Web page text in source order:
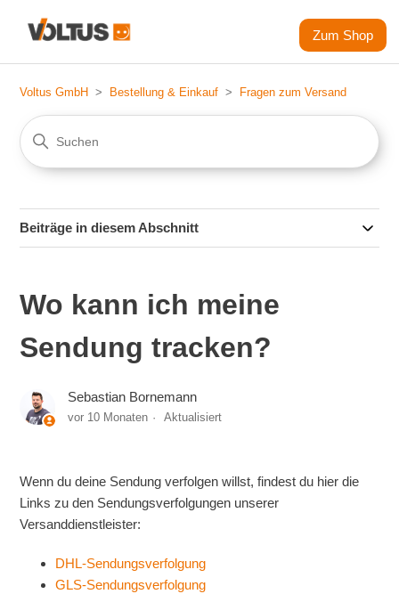
Zum Shop
Voltus GmbH Bestellung & Einkauf Fragen zum Versand
Beiträge in diesem Abschnitt
Wo kann ich meine
Sendung tracken?
Sebastian Bornemann
vor 10 Monaten Aktualisiert
Wenn du deine Sendung verfolgen willst, findest du hier die
Links zu den Sendungsverfolgungen unserer
Versanddienstleister:
DHL-Sendungsverfolgung
GLS-Sendungsverfolgung